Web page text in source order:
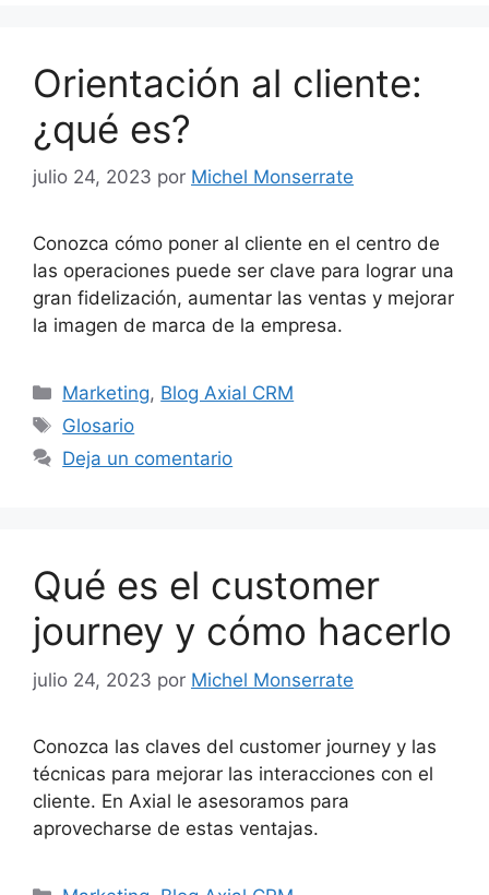
Orientación al cliente:
¿qué es?
julio 24, 2023 por Michel Monserrate
Conozca cómo poner al cliente en el centro de
las operaciones puede ser clave para lograr una
gran fidelización, aumentar las ventas y mejorar
la imagen de marca de la empresa.
Categorías
Marketing, Blog Axial CRM
Etiquetas
Glosario
Deja un comentario
Qué es el customer
journey y cómo hacerlo
julio 24, 2023 por Michel Monserrate
Conozca las claves del customer journey y las
técnicas para mejorar las interacciones con el
cliente. En Axial le asesoramos para
aprovecharse de estas ventajas.